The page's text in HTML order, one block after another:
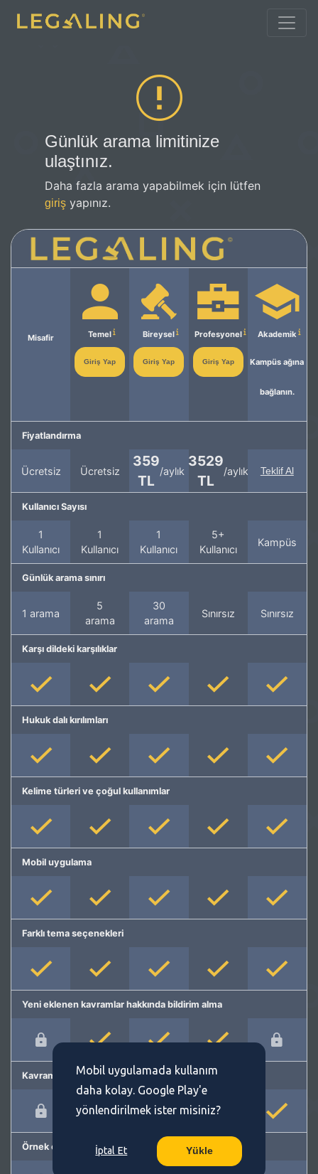
Günlük arama limitinize
ulaştınız.
Daha fazla arama yapabilmek için lütfen
giriş yapınız.
Misafir Temel
Giriş Yap
Bireysel
Giriş Yap
Profesyonel
Giriş Yap
Akademik
Kampüs ağına
bağlanın.
Fiyatlandırma
Ücretsiz Ücretsiz
359
TL
/aylık
3529
TL
/aylık Teklif Al
Kullanıcı Sayısı
1
Kullanıcı
1
Kullanıcı
1
Kullanıcı
5+
Kullanıcı
Kampüs
Günlük arama sınırı
1 arama
5
arama
30
arama
Sınırsız Sınırsız
Karşı dildeki karşılıklar
Hukuk dalı kırılımları
Kelime türleri ve çoğul kullanımlar
Mobil uygulama
Farklı tema seçenekleri
Yeni eklenen kavramlar hakkında bildirim alma
Kavram önerme
Örnek cümleler
Mobil uygulamada kullanım
daha kolay. Google Play'e
yönlendirilmek ister misiniz?
İptal Et Yükle